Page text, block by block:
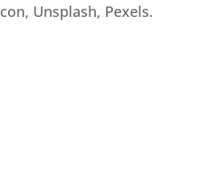
Unsplash, Pexels.